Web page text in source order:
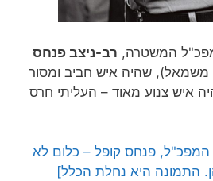
המשטרה, רב-ניצב פנחס
משמאל), שהיה איש חביב ומסור
איש צנוע מאוד – העליתי חרס
פנחס קופל – כלום לא
התמונה היא נחלת הכלל]